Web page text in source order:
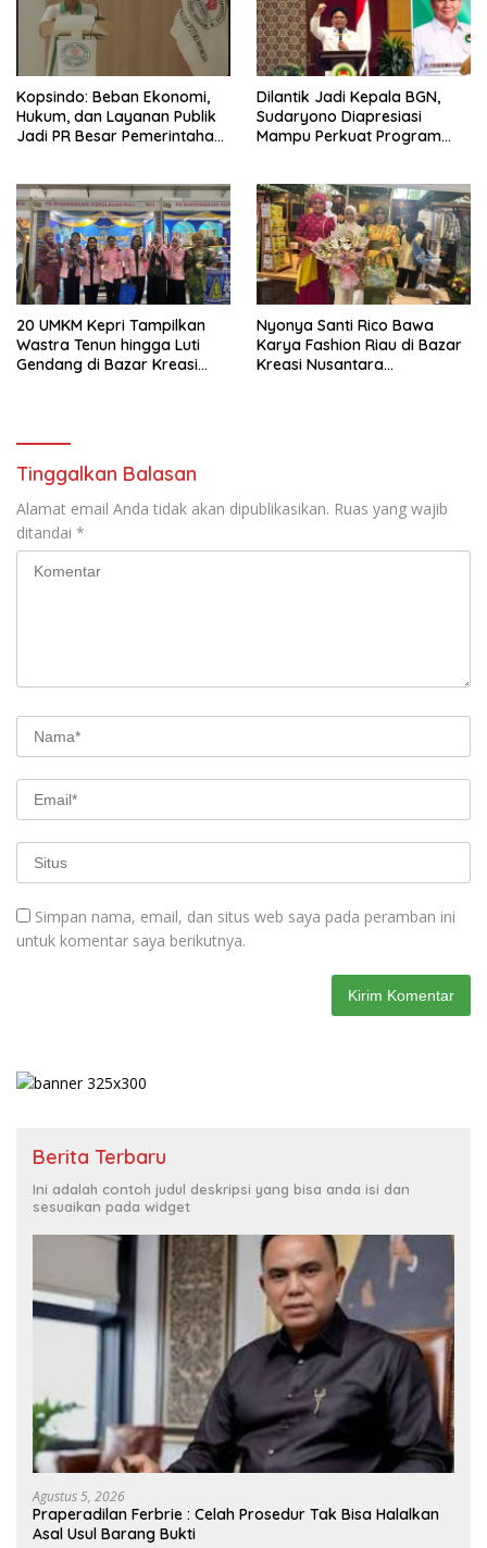
Kopsindo: Beban Ekonomi,
Hukum, dan Layanan Publik
Jadi PR Besar Pemerintahan
Dilantik Jadi Kepala BGN,
Sudaryono Diapresiasi
Mampu Perkuat Program
20 UMKM Kepri Tampilkan
Wastra Tenun hingga Luti
Gendang di Bazar Kreasi
Nyonya Santi Rico Bawa
Karya Fashion Riau di Bazar
Kreasi Nusantara
Tinggalkan Balasan
Alamat email Anda tidak akan dipublikasikan. Ruas yang wajib
ditandai *
Simpan nama, email, dan situs web saya pada peramban ini
untuk komentar saya berikutnya.
Berita Terbaru
Ini adalah contoh judul deskripsi yang bisa anda isi dan
sesuaikan pada widget
Agustus 5, 2026
Praperadilan Ferbrie : Celah Prosedur Tak Bisa Halalkan
Asal Usul Barang Bukti